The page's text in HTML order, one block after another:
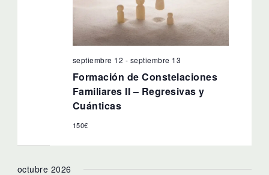
Formación de Constelaciones
Familiares II – Regresivas y
Cuánticas
septiembre 12 - septiembre 13
150€
octubre 2026